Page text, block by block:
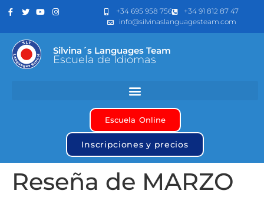
+34 695 958 756
+34 91 812 87 47
info@silvinaslanguagesteam.com
Silvina´s Languages Team
Escuela de Idiomas
Escuela Online
Inscripciones y precios
Reseña de MARZO